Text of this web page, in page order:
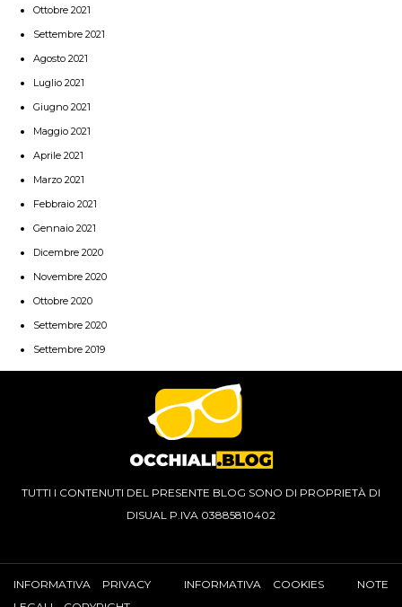
Ottobre 2021
Settembre 2021
Agosto 2021
Luglio 2021
Giugno 2021
Maggio 2021
Aprile 2021
Marzo 2021
Febbraio 2021
Gennaio 2021
Dicembre 2020
Novembre 2020
Ottobre 2020
Settembre 2020
Settembre 2019
TUTTI I CONTENUTI DEL PRESENTE BLOG SONO DI PROPRIETÀ DI
DISUAL P.IVA 03885810402
INFORMATIVA PRIVACY INFORMATIVA COOKIES
NOTE